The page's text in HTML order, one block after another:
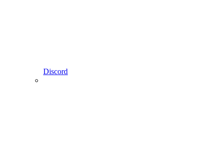
Discord